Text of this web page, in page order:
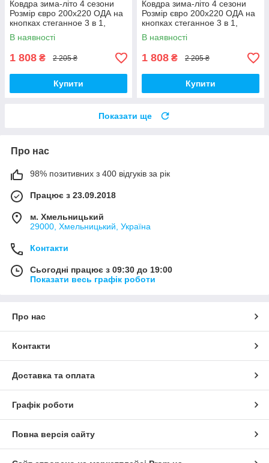
Ковдра зима-літо 4 сезони
Розмір євро 200х220 ОДА на
кнопках стеганное 3 в 1,
висока якість
В наявності
1 808 ₴ 2 205 ₴
Купити
Ковдра зима-літо 4 сезони
Розмір євро 200х220 ОДА на
кнопках стеганное 3 в 1,
висока якість
В наявності
1 808 ₴ 2 205 ₴
Купити
Показати ще
Про нас
98% позитивних з 400 відгуків за рік
Працює з 23.09.2018
м. Хмельницький
29000, Хмельницький, Україна
Контакти
Сьогодні працює з 09:30 до 19:00
Показати весь графік роботи
Про нас
Контакти
Доставка та оплата
Графік роботи
Повна версія сайту